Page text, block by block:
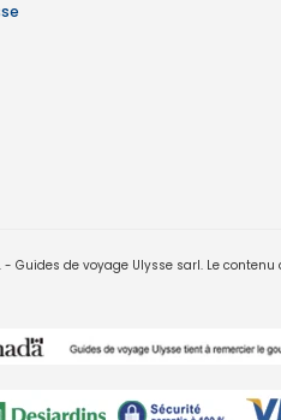
Guides de voyage Ulysse sarl. Le